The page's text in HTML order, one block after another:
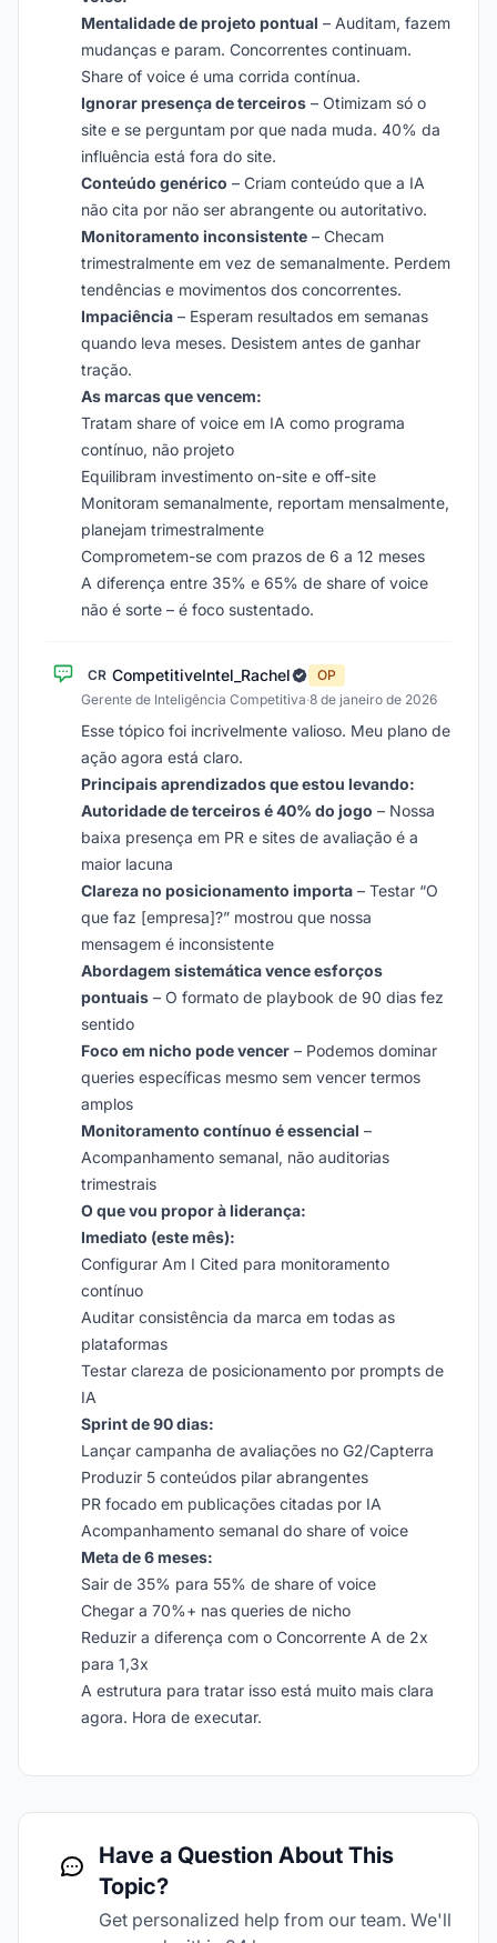
Mentalidade de projeto pontual – Auditam, fazem
mudanças e param. Concorrentes continuam.
Share of voice é uma corrida contínua.
Ignorar presença de terceiros – Otimizam só o
site e se perguntam por que nada muda. 40% da
influência está fora do site.
Conteúdo genérico – Criam conteúdo que a IA
não cita por não ser abrangente ou autoritativo.
Monitoramento inconsistente – Checam
trimestralmente em vez de semanalmente. Perdem
tendências e movimentos dos concorrentes.
Impaciência – Esperam resultados em semanas
quando leva meses. Desistem antes de ganhar
tração.
As marcas que vencem:
Tratam share of voice em IA como programa
contínuo, não projeto
Equilibram investimento on-site e off-site
Monitoram semanalmente, reportam mensalmente,
planejam trimestralmente
Comprometem-se com prazos de 6 a 12 meses
A diferença entre 35% e 65% de share of voice
não é sorte – é foco sustentado.
CR CompetitiveIntel_Rachel
OP
Gerente de Inteligência Competitiva·8 de janeiro de 2026
Esse tópico foi incrivelmente valioso. Meu plano de
ação agora está claro.
Principais aprendizados que estou levando:
Autoridade de terceiros é 40% do jogo – Nossa
baixa presença em PR e sites de avaliação é a
maior lacuna
Clareza no posicionamento importa – Testar “O
que faz [empresa]?” mostrou que nossa
mensagem é inconsistente
Abordagem sistemática vence esforços
pontuais – O formato de playbook de 90 dias fez
sentido
Foco em nicho pode vencer – Podemos dominar
queries específicas mesmo sem vencer termos
amplos
Monitoramento contínuo é essencial –
Acompanhamento semanal, não auditorias
trimestrais
O que vou propor à liderança:
Imediato (este mês):
Configurar Am I Cited para monitoramento
contínuo
Auditar consistência da marca em todas as
plataformas
Testar clareza de posicionamento por prompts de
IA
Sprint de 90 dias:
Lançar campanha de avaliações no G2/Capterra
Produzir 5 conteúdos pilar abrangentes
PR focado em publicações citadas por IA
Acompanhamento semanal do share of voice
Meta de 6 meses:
Sair de 35% para 55% de share of voice
Chegar a 70%+ nas queries de nicho
Reduzir a diferença com o Concorrente A de 2x
para 1,3x
A estrutura para tratar isso está muito mais clara
agora. Hora de executar.
Have a Question About This
Topic?
Get personalized help from our team. We'll